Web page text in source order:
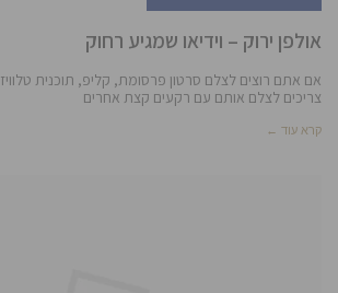
אולפן ירוק – וידיאו שמגיע רחוק
אם אתם רוצים לצלם סרטון פרסומת, קליפ, תוכנית
צריכים לצלם אותם עם רקעים קצת אחרים
קרא עוד ←